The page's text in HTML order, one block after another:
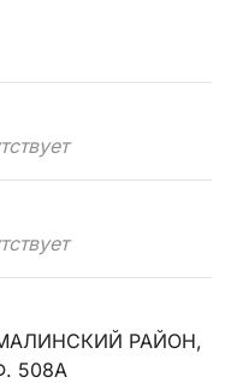
РАЙОН,
508А